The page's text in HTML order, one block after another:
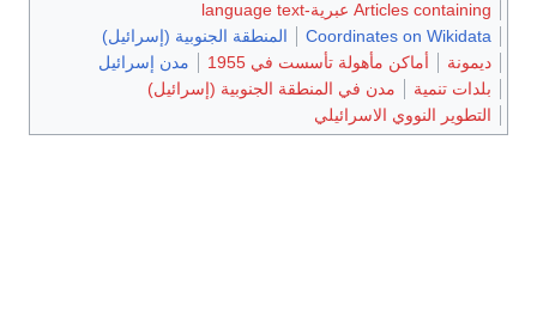
الجنوبية (إسرائيل)
مدن إسرائيل
(إسرائيل)